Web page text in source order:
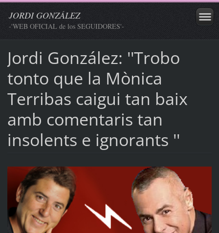
JORDI GONZÁLEZ
-'WEB OFICIAL de los SEGUIDORES'-
Jordi González: ''Trobo
tonto que la Mònica
Terribas caigui tan baix
amb comentaris tan
insolents e ignorants ''